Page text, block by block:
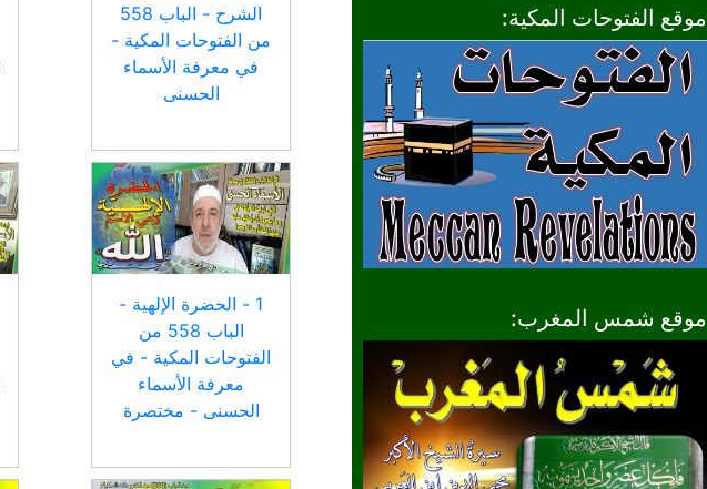
موقع الفتوحات المكية:
موقع شمس المغرب:
الشرح - الباب 558
من الفتوحات المكية -
في معرفة الأسماء
الحسنى
1 - الحضرة الإلهية -
الباب 558 من
الفتوحات المكية - في
معرفة الأسماء
الحسنى - مختصرة